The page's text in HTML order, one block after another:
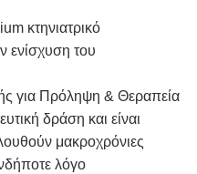
κτηνιατρικό
ενίσχυση του
για Πρόληψη & Θεραπεία
δράση και είναι
μακροχρόνιες
λόγο